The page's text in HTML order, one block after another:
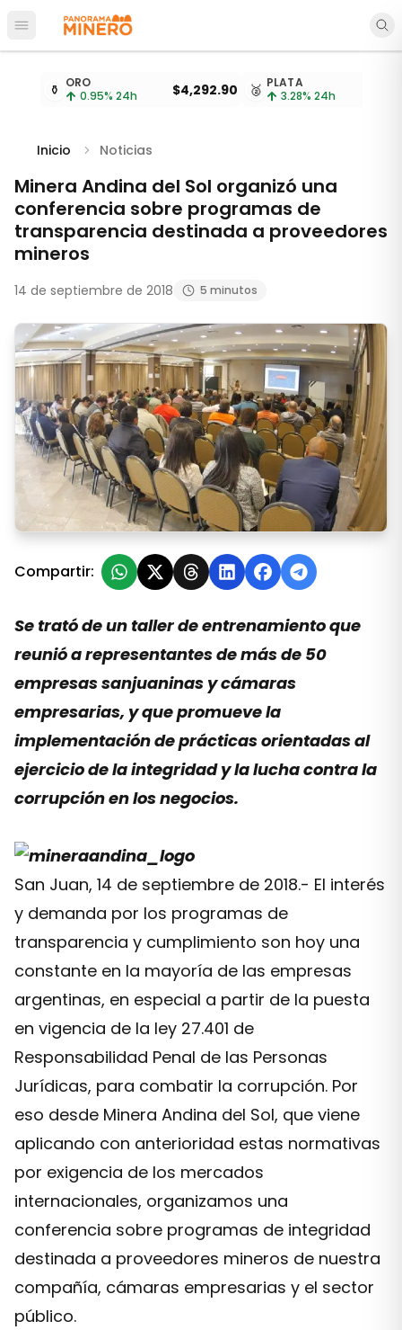
Abrir menú principal
Cotizaciones de metales actualizadas cada 15
⚱️ ORO
0.95% 24h $4,292.90 🥈 PLATA
3.28% 24h
Inicio Noticias
Minera Andina del Sol organizó una
conferencia sobre programas de
transparencia destinada a proveedores
mineros
14 de septiembre de 2018 5 minutos
Minera Andina del Sol organizó una conferencia
Compartir:
Se trató de un taller de entrenamiento que
reunió a representantes de más de 50
empresas sanjuaninas y cámaras
empresarias, y que promueve la
implementación de prácticas orientadas al
ejercicio de la integridad y la lucha contra la
corrupción en los negocios.
San Juan, 14 de septiembre de 2018.- El interés
y demanda por los programas de
transparencia y cumplimiento son hoy una
constante en la mayoría de las empresas
argentinas, en especial a partir de la puesta
en vigencia de la ley 27.401 de
Responsabilidad Penal de las Personas
Jurídicas, para combatir la corrupción. Por
eso desde Minera Andina del Sol, que viene
aplicando con anterioridad estas normativas
por exigencia de los mercados
internacionales, organizamos una
conferencia sobre programas de integridad
destinada a proveedores mineros de nuestra
compañía, cámaras empresarias y el sector
público.